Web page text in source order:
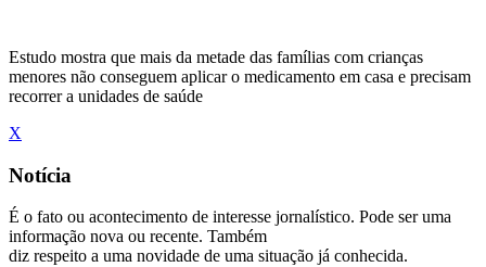
Estudo mostra que mais da metade das famílias com crianças
menores não conseguem aplicar o medicamento em casa e precisam
recorrer a unidades de saúde
X
Notícia
É o fato ou acontecimento de interesse jornalístico. Pode ser uma
informação nova ou recente. Também
diz respeito a uma novidade de uma situação já conhecida.